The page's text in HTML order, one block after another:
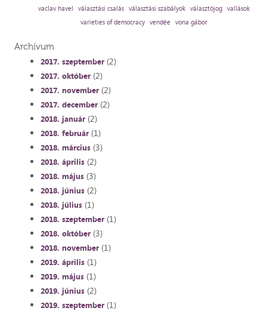
vaclav havel
választási csalás választási szabályok választójog vallások
varieties of democracy vendée vona gábor
Archívum
2017. szeptember(2)
2017. október(2)
2017. november(2)
2017. december(2)
2018. január(2)
2018. február(1)
2018. március(3)
2018. április(2)
2018. május(3)
2018. június(2)
2018. július(1)
2018. szeptember(1)
2018. október(3)
2018. november(1)
2019. április(1)
2019. május(1)
2019. június(2)
2019. szeptember(1)